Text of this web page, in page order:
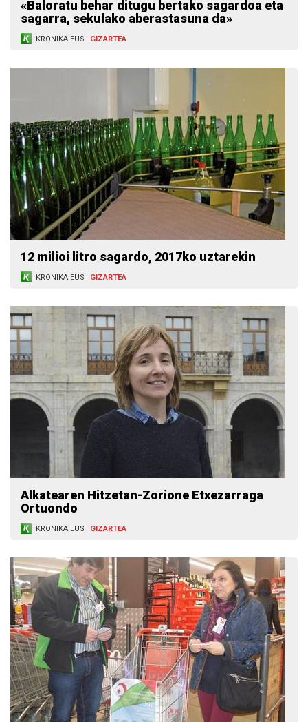
«Baloratu behar ditugu bertako sagardoa eta
sagarra, sekulako aberastasuna da»
KRONIKA.EUS GIZARTEA
12 milioi litro sagardo, 2017ko uztarekin
KRONIKA.EUS GIZARTEA
Alkatearen Hitzetan-Zorione Etxezarraga
Ortuondo
KRONIKA.EUS GIZARTEA